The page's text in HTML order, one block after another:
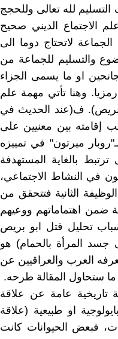
لله تعالى وللحجج
في منظور علم الاجتماع الديني صحيح
لاتحتاج دوما الى
والتسليم للجماعة من
او ما يسمى الجزاء
وهنا تأتي مهمة علم
بريص). ف(عند الحديث في
إقامته بين معنيين على
ميرتون" في تمييزه
بالغاية المستهدفة
في النشاط الاجتماعي،
الثانية فتتحقق من
ضمن اهتماماتهم ووعيهم
اسباب تحليل قتل ابو بريص
جسد المرأة بالحمام) هو
يعرفه العرب والعراقيين عن
ما ستحاول المقالة طرحه.
عامة عن علاقة
او طبيعية (علاقة
فبعض الحيوانات كانت